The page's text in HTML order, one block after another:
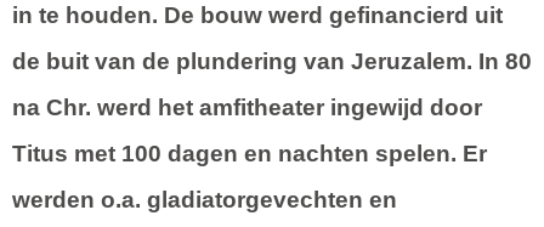
in te houden. De bouw werd gefinancierd uit
de buit van de plundering van Jeruzalem. In 80
na Chr. werd het amfitheater ingewijd door
Titus met 100 dagen en nachten spelen. Er
werden o.a. gladiatorgevechten en